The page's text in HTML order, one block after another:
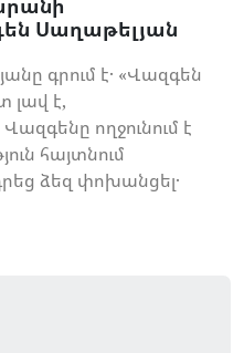
Սաղաթելյան
գրում է․ «Վազգեն
լավ է,
ողջունում է
հայտնում
ձեզ փոխանցել․